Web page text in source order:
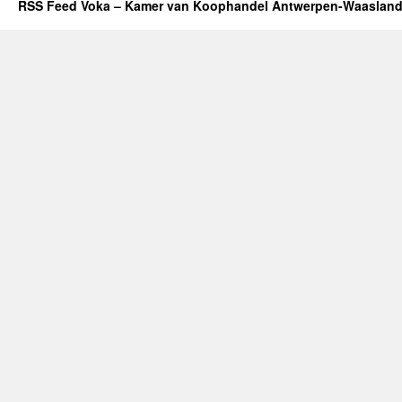
RSS Feed Voka – Kamer van Koophandel Antwerpen-Waasland